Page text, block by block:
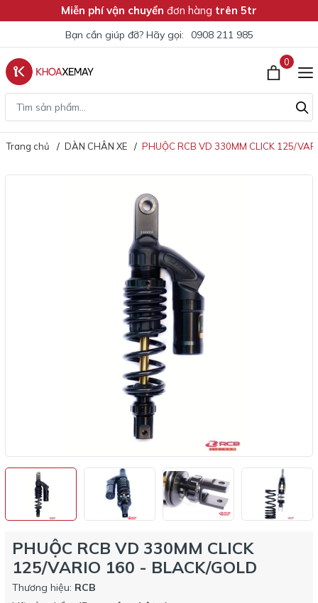
Miễn phí vận chuyển đơn hàng trên 5tr
Bạn cần giúp đỡ? Hãy gọi: 0908 211 985
0
Trang chủ DÀN CHÂN XE PHUỘC RCB VD 330MM CLICK 125/
PHUỘC RCB VD 330MM CLICK
125/VARIO 160 - BLACK/GOLD
Thương hiệu: RCB